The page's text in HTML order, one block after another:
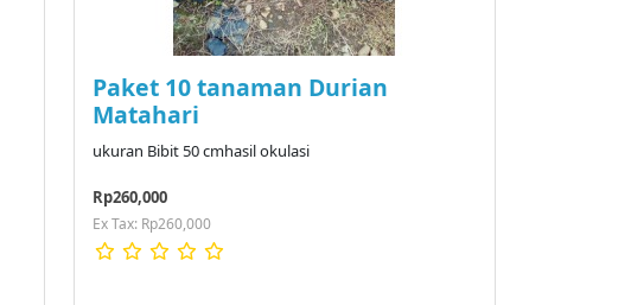
Paket 10 tanaman Durian
Matahari
ukuran Bibit 50 cmhasil okulasi
Rp260,000
Ex Tax: Rp260,000